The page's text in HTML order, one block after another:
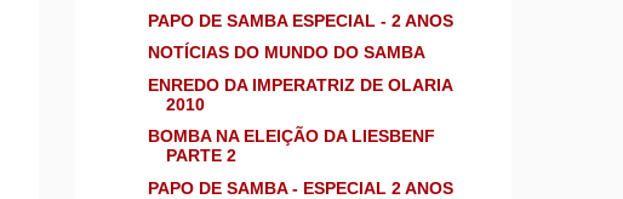
PAPO DE SAMBA ESPECIAL - 2 ANOS
NOTÍCIAS DO MUNDO DO SAMBA
ENREDO DA IMPERATRIZ DE OLARIA
2010
BOMBA NA ELEIÇÃO DA LIESBENF
PARTE 2
PAPO DE SAMBA - ESPECIAL 2 ANOS